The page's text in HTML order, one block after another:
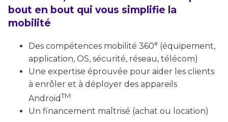
bout en bout qui vous simplifie la
mobilité
Des compétences mobilité 360° (équipement,
application, OS, sécurité, réseau, télécom)
Une expertise éprouvée pour aider les clients
à enrôler et à déployer des appareils
AndroidTM
Un financement maîtrisé (achat ou location)